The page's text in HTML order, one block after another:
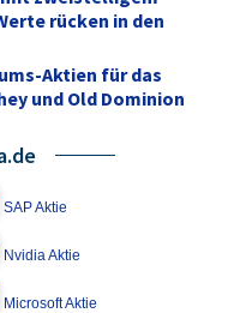
rücken in den
Aktien für das
und Old Dominion
SAP Aktie
Nvidia Aktie
Microsoft Aktie